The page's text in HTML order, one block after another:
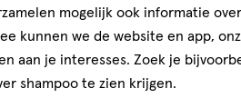
met één,Bijna uitverkocht!Er
mogelijk ook informatie
kunnen we de website en app,
aan je interesses. Zoek je
shampoo te zien krijgen.